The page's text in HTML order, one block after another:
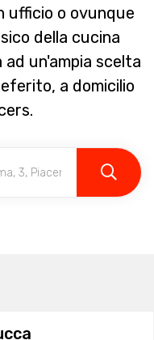
ufficio o ovunque
della cucina
un'ampia scelta
a domicilio